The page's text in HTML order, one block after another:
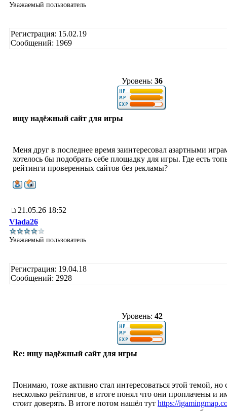
Уважаемый пользователь
Регистрация: 15.02.19
Сообщений: 1969
Уровень: 36
ищу надёжный сайт для игры
Меня друг в последнее время заинтересовал азартными
хотелось бы подобрать себе площадку для игры. Где есть
рейтинги проверенных сайтов без рекламы?
21.05.26 18:52
Vlada26
Уважаемый пользователь
Регистрация: 19.04.18
Сообщений: 2928
Уровень: 42
Re: ищу надёжный сайт для игры
Понимаю, тоже активно стал интересоваться этой темой, но
несколько рейтингов, в итоге понял что они проплачены и
стоит доверять. В итоге потом нашёл тут https://